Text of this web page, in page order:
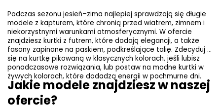
Podczas sezonu jesień–zima najlepiej sprawdzają się długie
modele z kapturem, które chronią przed wiatrem, zimnem i
niekorzystnymi warunkami atmosferycznymi. W ofercie
znajdziesz kurtki z futrem, które dodają elegancji, a także
fasony zapinane na paskiem, podkreślające talię. Zdecyduj
się na kurtkę pikowaną w klasycznych kolorach, jeśli lubisz
ponadczasowe rozwiązania, lub postaw na modne kurtki w
żywych kolorach, które dodadzą energii w pochmurne dni.
Jakie modele znajdziesz w naszej
ofercie?